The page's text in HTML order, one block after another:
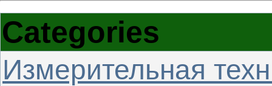
Categories
Измерительная